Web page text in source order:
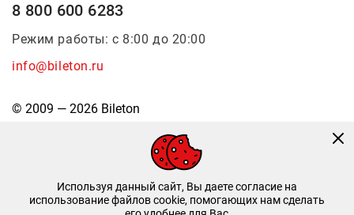
8 800 600 6283
Режим работы: с 8:00 до 20:00
info@bileton.ru
© 2009 — 2026 Bileton
Используя данный сайт, Вы даете согласие на
использование файлов cookie, помогающих нам сделать